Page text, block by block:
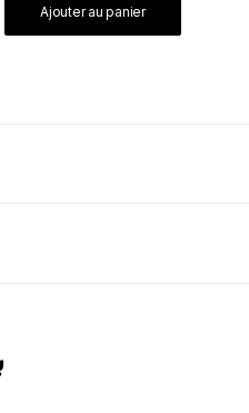
Ajouter au panier